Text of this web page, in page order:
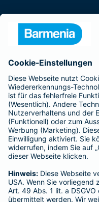
Barmenia ist
Kranken-